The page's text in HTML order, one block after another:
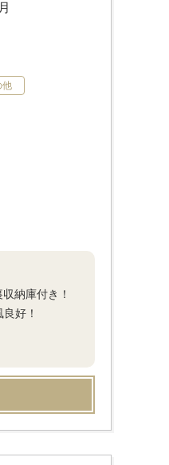
他
納庫付き！
好！